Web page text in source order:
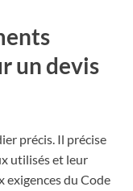
un devis
précis. Il précise
utilisés et leur
exigences du Code